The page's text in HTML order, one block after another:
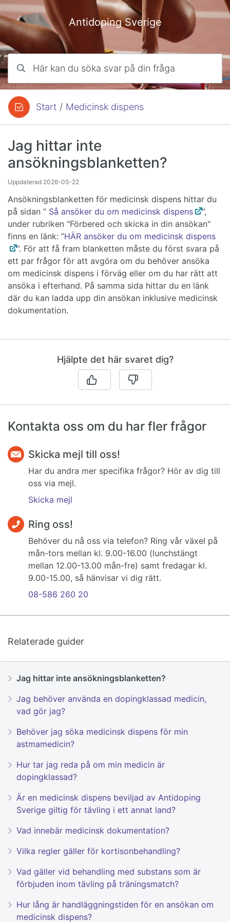
Hoppa till innehåll
Antidoping Sverige
Du är här:Start / Medicinsk dispens
Jag hittar inte
ansökningsblanketten?
Uppdaterad 2026-05-22
Ansökningsblanketten för medicinsk dispens hittar du
på sidan ” Så ansöker du om medicinsk dispens
”,
under rubriken "Förbered och skicka in din ansökan"
finns en länk: ”HÄR ansöker du om medicinsk dispens
”. För att få fram blanketten måste du först svara på
ett par frågor för att avgöra om du behöver ansöka
om medicinsk dispens i förväg eller om du har rätt att
ansöka i efterhand. På samma sida hittar du en länk
där du kan ladda upp din ansökan inklusive medicinsk
dokumentation.
Hjälpte det här svaret dig?
Kontakta oss om du har fler frågor
Skicka mejl till oss!
Har du andra mer specifika frågor? Hör av dig till
oss via mejl.
Skicka mejl
Ring oss!
Behöver du nå oss via telefon? Ring vår växel på
mån-tors mellan kl. 9.00-16.00 (lunchstängt
mellan 12.00-13.00 mån-fre) samt fredagar kl.
9.00-15.00, så hänvisar vi dig rätt.
08-586 260 20
Relaterade guider
Jag hittar inte ansökningsblanketten?
Jag behöver använda en dopingklassad medicin,
vad gör jag?
Behöver jag söka medicinsk dispens för min
astmamedicin?
Hur tar jag reda på om min medicin är
dopingklassad?
Är en medicinsk dispens beviljad av Antidoping
Sverige giltig för tävling i ett annat land?
Vad innebär medicinsk dokumentation?
Vilka regler gäller för kortisonbehandling?
Vad gäller vid behandling med substans som är
förbjuden inom tävling på träningsmatch?
Hur lång är handläggningstiden för en ansökan om
medicinsk dispens?